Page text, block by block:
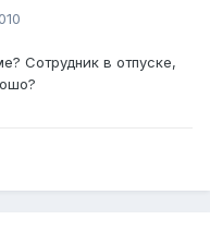
Сотрудник в отпуске,